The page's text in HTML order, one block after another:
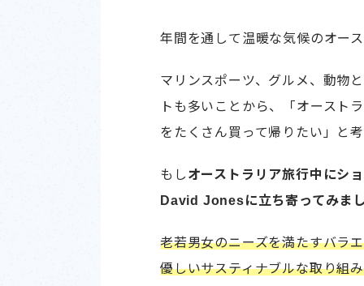
年間を通して温暖な気候のオー
マリンスポーツ、グルメ、動物
トも多いことから、「オースト
をたくさん買って帰りたい」と
もし オーストラリア旅行中にシ
David Jonesに立ち寄ってみま
老若男女のニーズを満たすバラ
優しいサスティナブルな取り組